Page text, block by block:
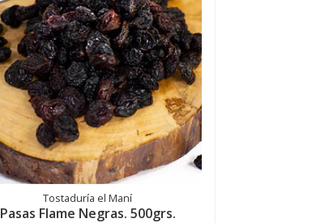
Tostaduría el Maní
Pasas Flame Negras. 500grs.